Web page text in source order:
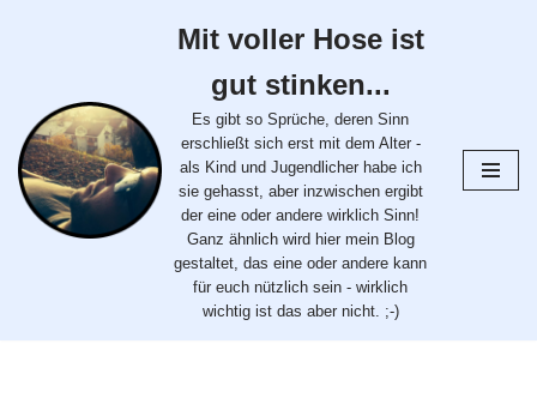
springen
Mit voller Hose ist
gut stinken...
Es gibt so Sprüche, deren Sinn
erschließt sich erst mit dem Alter -
als Kind und Jugendlicher habe ich
sie gehasst, aber inzwischen ergibt
der eine oder andere wirklich Sinn!
Ganz ähnlich wird hier mein Blog
gestaltet, das eine oder andere kann
für euch nützlich sein - wirklich
wichtig ist das aber nicht. ;-)